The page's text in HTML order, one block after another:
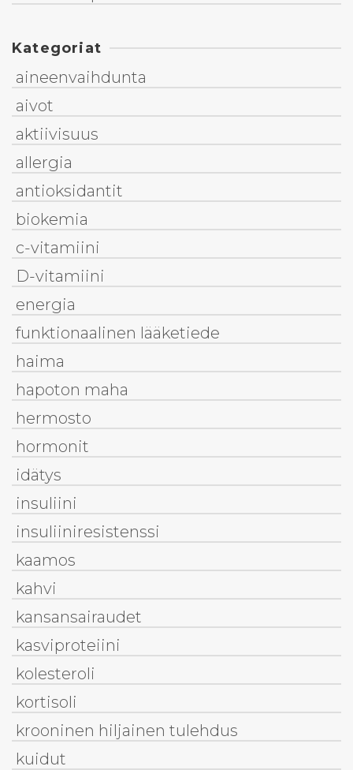
Kategoriat
aineenvaihdunta
aivot
aktiivisuus
allergia
antioksidantit
biokemia
c-vitamiini
D-vitamiini
energia
funktionaalinen lääketiede
haima
hapoton maha
hermosto
hormonit
idätys
insuliini
insuliiniresistenssi
kaamos
kahvi
kansansairaudet
kasviproteiini
kolesteroli
kortisoli
krooninen hiljainen tulehdus
kuidut